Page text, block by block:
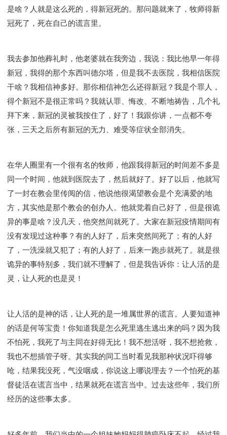
是啥？人就是这么死的，得新冠死的。那问题就来了，牧师得新
冠死了，死在自己的谎言里。
我去参加他葬礼时，他老婆就在我旁边，我说：我比他早一年得
新冠，我得的那个东西叫德尔塔，但是我不去医院，我相信医院
干啥？我相信神多好。那你相信神怎么还得新冠？我是个罪人，
得个新冠不是很正常吗？我就认罪、悔改、不断地祷告，几个礼
拜下来，新冠的灵被我按住了，好了！我跟你讲，一点都不夸
张，三天之后所有新冠的无力、难受等症状全部消失。
在华人圈里有一个很有名的牧师，他跟我得新冠的时间差不多是
同一个时间，他就到医院去了，然后就好了。好了以后，他就写
了一封在教会里传阅的信，他说他很渴望教会是个充满爱的地
方，其实他是那个教会的创办人。他就觉着自己好了，但是很诡
异的事是啥？没几天，他突然间就死了。大家在新冠疫情期间有
没有发现过这种事？有的人好了，后来突然间死了；有的人好
了，一洗澡就又犯了；有的人好了，后来一跑步就死了。就是很
诡异的事特别多，我们就不理解了，但是我告诉你：让人活的是
灵，让人死的也是灵！
让人活的是神的话，让人死的是一堆属世界的谎言。人要知道神
的话是何等宝贵！你知道我是怎么死里逃生逃出来的吗？因为我
不怕死，我死了与主同在好得无比！我不想活呀，我不想抢救，
我也不想插管子呀。其实我的同工当时看见我那种状况吓得够
呛，结果我没死，气没咽成，你说这上哪说理去？一个怕死的基
督徒活在谎言当中，结果就死在谎言当中。过去这些年，我们所
经历的这些事太多。